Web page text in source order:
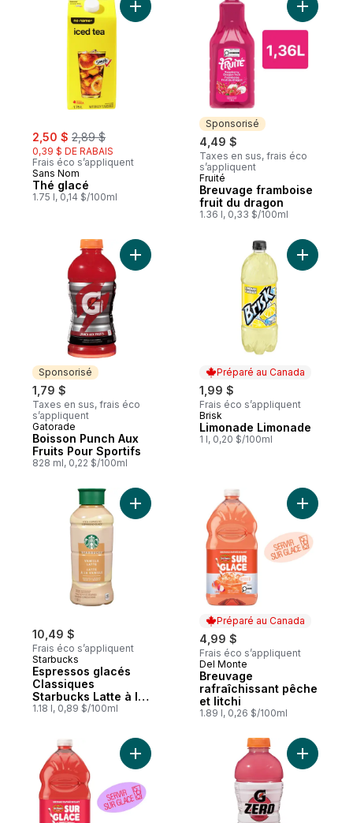
sale:
2,50 $ , formerly:
2,89 $
0,39 $ DE RABAIS
Frais éco s’appliquent
Sans Nom
Thé glacé
1.75 l, 0,14 $/100ml
Ajouter Thé glacé au panier
Sponsorisé
4,49 $
Taxes en sus, frais éco
s’appliquent
Sponsorisé
Fruité
Breuvage framboise
fruit du dragon
1.36 l, 0,33 $/100ml
Ajouter
Sponsorisé
1,79 $
Taxes en sus, frais éco
s’appliquent
Sponsorisé
Gatorade
Boisson Punch Aux
Fruits Pour Sportifs
828 ml, 0,22 $/100ml
Ajouter Boisson Punch Aux Fruits Pour
Préparé au Canada
1,99 $
Frais éco s’appliquent
Préparé au Canada
Brisk
Limonade Limonade
1 l, 0,20 $/100ml
Ajouter
10,49 $
Frais éco s’appliquent
Starbucks
Espressos glacés
Classiques
Starbucks Latte à la
vanille
1.18 l, 0,89 $/100ml
Ajouter Espressos glacés Classiques
Préparé au Canada
4,99 $
Frais éco s’appliquent
Préparé au Canada
Del Monte
Breuvage
rafraîchissant pêche
et litchi
1.89 l, 0,26 $/100ml
Ajouter
Ajouter Breuvage rafraîchissant fraise et
Ajouter